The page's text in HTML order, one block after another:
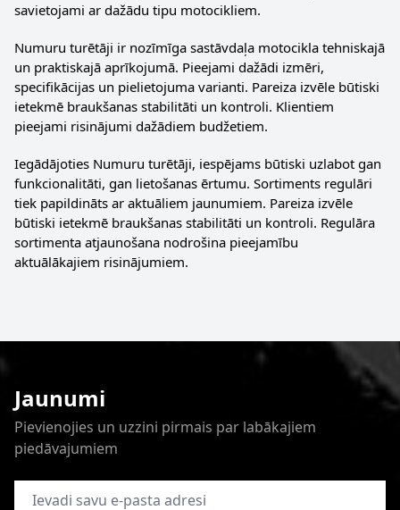
savietojami ar dažādu tipu motocikliem.
Numuru turētāji ir nozīmīga sastāvdaļa motocikla tehniskajā
un praktiskajā aprīkojumā. Pieejami dažādi izmēri,
specifikācijas un pielietojuma varianti. Pareiza izvēle būtiski
ietekmē braukšanas stabilitāti un kontroli. Klientiem
pieejami risinājumi dažādiem budžetiem.
Iegādājoties Numuru turētāji, iespējams būtiski uzlabot gan
funkcionalitāti, gan lietošanas ērtumu. Sortiments regulāri
tiek papildināts ar aktuāliem jaunumiem. Pareiza izvēle
būtiski ietekmē braukšanas stabilitāti un kontroli. Regulāra
sortimenta atjaunošana nodrošina pieejamību
aktuālākajiem risinājumiem.
Jaunumi
Pievienojies un uzzini pirmais par labākajiem
piedāvajumiem
E-pasta adrese